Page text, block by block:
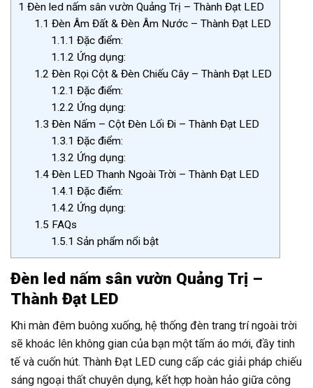
1 Đèn led nấm sân vườn Quảng Trị – Thành Đạt LED
1.1 Đèn Âm Đất & Đèn Âm Nước – Thành Đạt LED
1.1.1 Đặc điểm:
1.1.2 Ứng dụng:
1.2 Đèn Rọi Cột & Đèn Chiếu Cây – Thành Đạt LED
1.2.1 Đặc điểm:
1.2.2 Ứng dụng:
1.3 Đèn Nấm – Cột Đèn Lối Đi – Thành Đạt LED
1.3.1 Đặc điểm:
1.3.2 Ứng dụng:
1.4 Đèn LED Thanh Ngoài Trời – Thành Đạt LED
1.4.1 Đặc điểm:
1.4.2 Ứng dụng:
1.5 FAQs
1.5.1 Sản phẩm nổi bật
Đèn led nấm sân vườn Quảng Trị –
Thành Đạt LED
Khi màn đêm buông xuống, hệ thống đèn trang trí ngoài trời
sẽ khoác lên không gian của bạn một tấm áo mới, đầy tinh
tế và cuốn hút. Thành Đạt LED cung cấp các giải pháp chiếu
sáng ngoại thất chuyên dụng, kết hợp hoàn hảo giữa công